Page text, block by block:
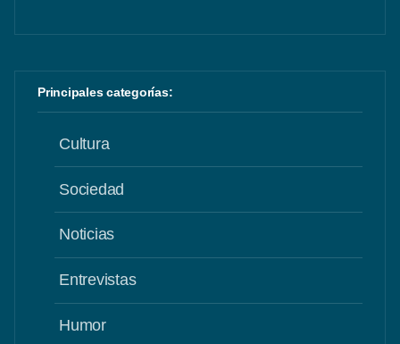
Principales categorías:
Cultura
Sociedad
Noticias
Entrevistas
Humor